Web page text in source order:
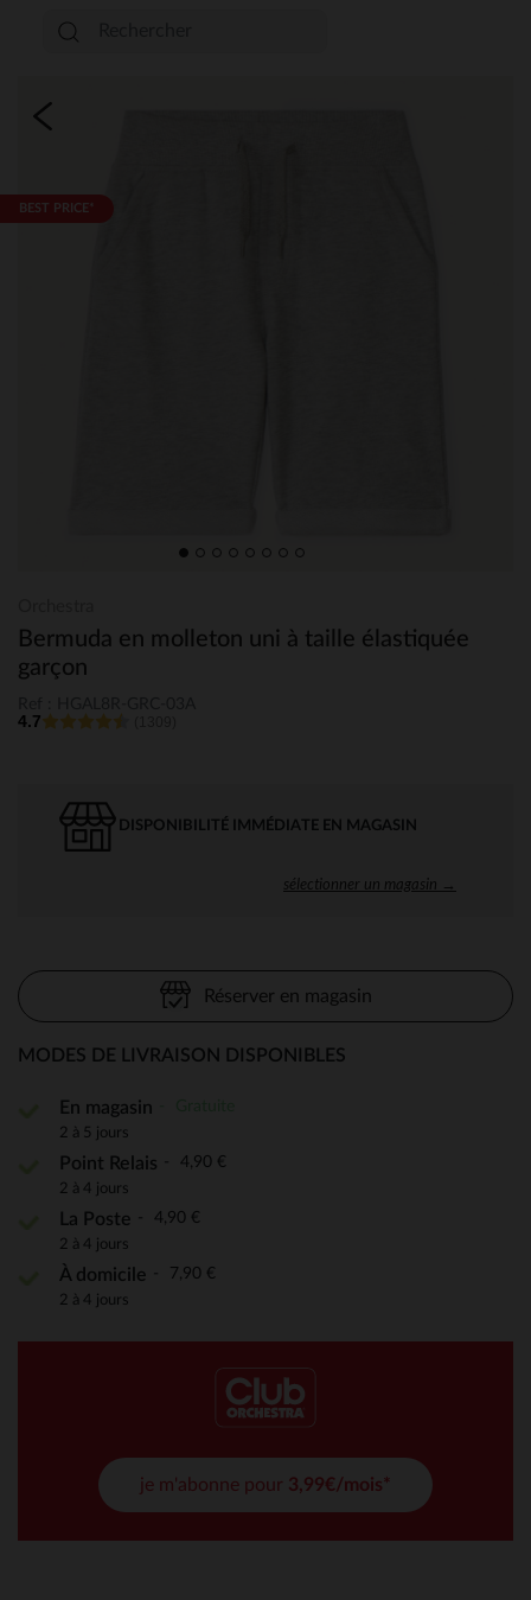
BEST PRICE*
Bermuda en molleton uni à taille élastiquée
garçon
4.7
DISPONIBILITÉ IMMÉDIATE EN MAGASIN
sélectionner un magasin →
Réserver en magasin
MODES DE LIVRAISON DISPONIBLES
En magasin
2 à 5 jours
Point Relais 4,90 €
2 à 4 jours
La Poste 4,90 €
2 à 4 jours
À domicile 7,90 €
2 à 4 jours
je m'abonne pour 3,99€/mois*